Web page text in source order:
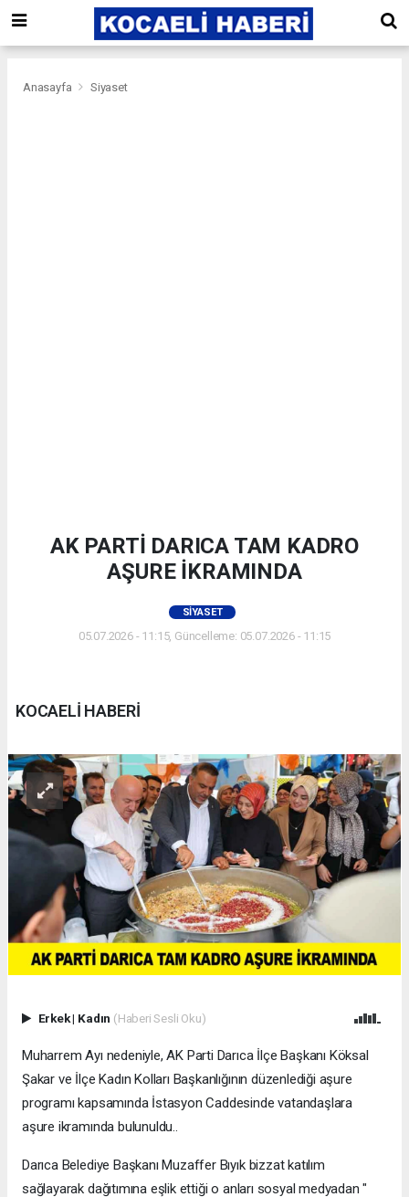
Anasayfa Siyaset
AK PARTİ DARICA TAM KADRO
AŞURE İKRAMINDA
SIYASET
05.07.2026 - 11:15, Güncelleme: 05.07.2026 - 11:15
KOCAELİ HABERİ
Erkek| Kadın (Haberi Sesli Oku)
Muharrem Ayı nedeniyle, AK Parti Darıca İlçe Başkanı Köksal
Şakar ve İlçe Kadın Kolları Başkanlığının düzenlediği aşure
programı kapsamında İstasyon Caddesinde vatandaşlara
aşure ikramında bulunuldu..
Darıca Belediye Başkanı Muzaffer Bıyık bizzat katılım
sağlayarak dağıtımına eşlik ettiği o anları sosyal medyadan "